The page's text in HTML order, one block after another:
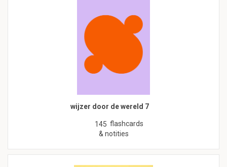
wijzer door de wereld 7
145 flashcards
& notities